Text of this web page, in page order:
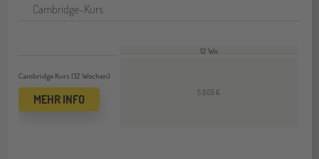
Cambridge-Kurs
Cambridge Kurs (12 Wochen)
MEHR INFO
12 Wo
5.605 €